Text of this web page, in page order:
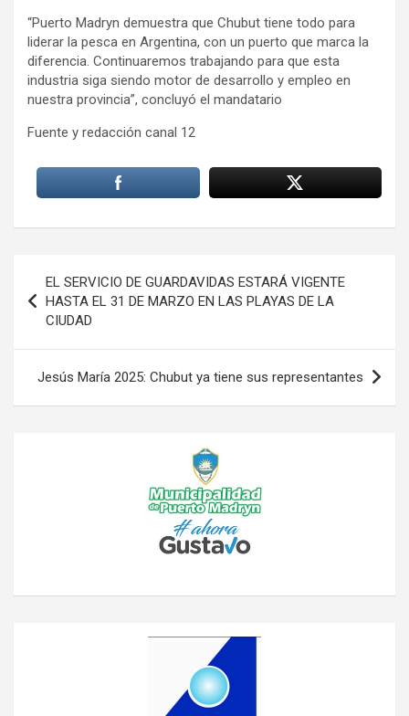
“Puerto Madryn demuestra que Chubut tiene todo para
liderar la pesca en Argentina, con un puerto que marca la
diferencia. Continuaremos trabajando para que esta
industria siga siendo motor de desarrollo y empleo en
nuestra provincia”, concluyó el mandatario
Fuente y redacción canal 12
de
entradas
EL SERVICIO DE GUARDAVIDAS ESTARÁ VIGENTE
HASTA EL 31 DE MARZO EN LAS PLAYAS DE LA
CIUDAD
Jesús María 2025: Chubut ya tiene sus representantes